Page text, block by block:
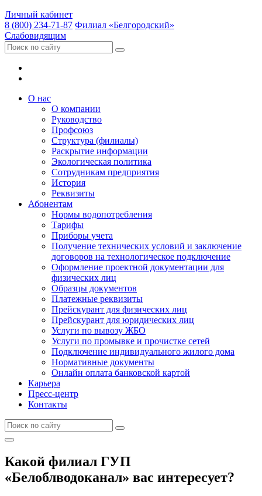
Личный кабинет
8 (800) 234-71-87 Филиал «Белгородский»
Слабовидящим
О нас
О компании
Руководство
Профсоюз
Структура (филиалы)
Раскрытие информации
Экологическая политика
Сотрудникам предприятия
История
Реквизиты
Абонентам
Нормы водопотребления
Тарифы
Приборы учета
Получение технических условий и заключение
договоров на технологическое подключение
Оформление проектной документации для
физических лиц
Образцы документов
Платежные реквизиты
Прейскурант для физических лиц
Прейскурант для юридических лиц
Услуги по вывозу ЖБО
Услуги по промывке и прочистке сетей
Подключение индивидуального жилого дома
Нормативные документы
Онлайн оплата банковской картой
Карьера
Пресс-центр
Контакты
Какой филиал ГУП
«Белоблводоканал» вас интересует?